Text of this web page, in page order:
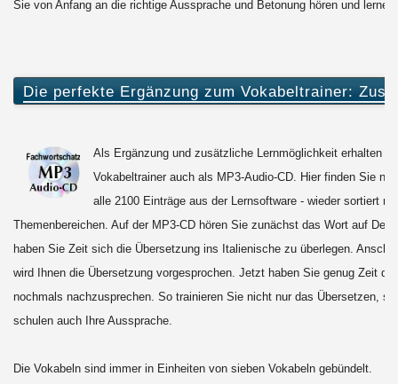
Sie von Anfang an die richtige Aussprache und Betonung hören und lernen.
Die perfekte Ergänzung zum Vokabeltrainer:
Als Ergänzung und zusätzliche Lernmöglichkeit erhalten
Vokabeltrainer auch als MP3-Audio-CD. Hier finden Sie
alle 2100 Einträge aus der Lernsoftware - wieder sortiert
Themenbereichen. Auf der MP3-CD hören Sie zunächst das Wort auf
haben Sie Zeit sich die Übersetzung ins Italienische zu überlegen.
wird Ihnen die Übersetzung vorgesprochen. Jetzt haben Sie genug Zeit
nochmals nachzusprechen. So trainieren Sie nicht nur das Übersetzen,
schulen auch Ihre Aussprache.
Die Vokabeln sind immer in Einheiten von sieben Vokabeln gebündelt.